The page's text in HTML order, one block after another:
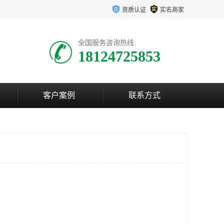
资质认证 实名商家
全国服务咨询热线:
18124725853
客户案例 联系方式